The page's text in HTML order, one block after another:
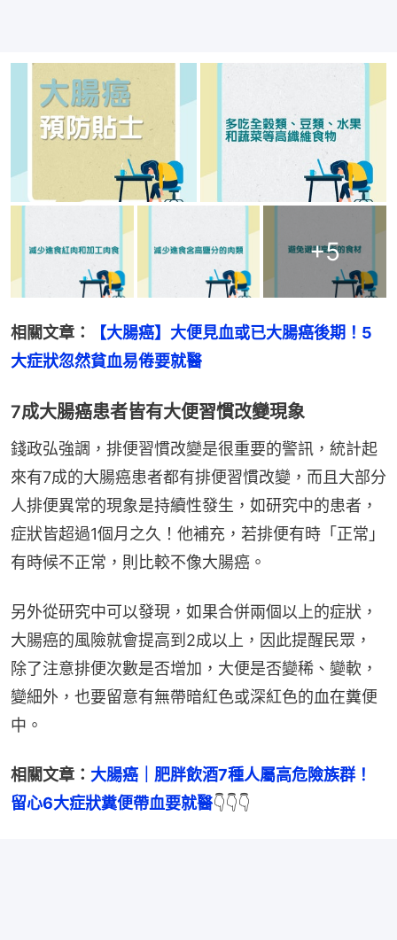
+5
相關文章：
【大腸癌】大便見血或已大腸癌後期！5
大症狀忽然貧血易倦要就醫
7成大腸癌患者皆有大便習慣改變現象
錢政弘強調，排便習慣改變是很重要的警訊，統計起
來有7成的大腸癌患者都有排便習慣改變，而且大部分
人排便異常的現象是持續性發生，如研究中的患者，
症狀皆超過1個月之久！他補充，若排便有時「正常」
有時候不正常，則比較不像大腸癌。
另外從研究中可以發現，如果合併兩個以上的症狀，
大腸癌的風險就會提高到2成以上，因此提醒民眾，
除了注意排便次數是否增加，大便是否變稀、變軟，
變細外，也要留意有無帶暗紅色或深紅色的血在糞便
中。
相關文章： 大腸癌｜肥胖飲酒7種人屬高危險族群！
留心6大症狀糞便帶血要就醫👇👇👇